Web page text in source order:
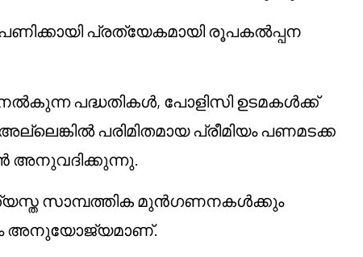
പ്രത്യേകമായി രൂപകൽപ്പന
പദ്ധതികൾ, പോളിസി ഉടമകൾക്ക്
പരിമിതമായ പ്രീമിയം പണമടക്ക
അനുവദിക്കുന്നു.
സാമ്പത്തിക മുൻഗണനകൾക്കും
അനുയോജ്യമാണ്.